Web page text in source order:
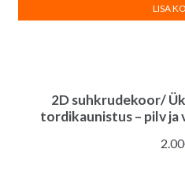
2D suhkrudekoor/
tordikaunistus – pilv ja
2.00
LISA